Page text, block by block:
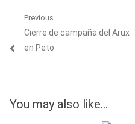
Navegación
de
Previous
Previous
post:
Cierre de campaña del Arux
en Peto
You may also like...